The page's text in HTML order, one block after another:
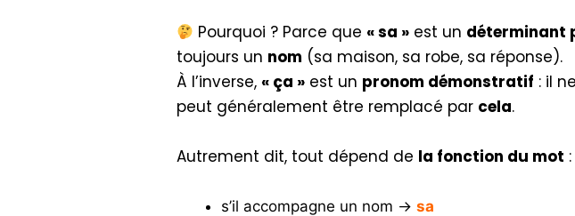
Pourquoi ? Parce que « sa » est un déterminant
toujours un nom (sa maison, sa robe, sa réponse).
À l’inverse, « ça » est un pronom démonstratif : il
peut généralement être remplacé par cela.
Autrement dit, tout dépend de la fonction du mot :
s’il accompagne un nom →sa